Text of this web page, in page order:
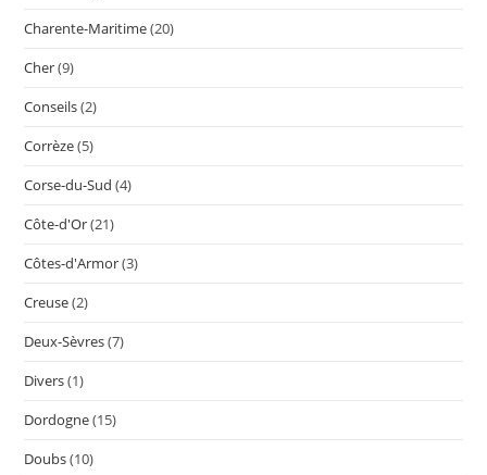
Charente-Maritime(20)
Cher(9)
Conseils(2)
Corrèze(5)
Corse-du-Sud (4)
Côte-d'Or(21)
Côtes-d'Armor(3)
Creuse(2)
Deux-Sèvres(7)
Divers(1)
Dordogne(15)
Doubs(10)